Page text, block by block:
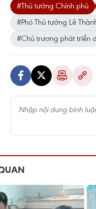
#Thủ tướng Chính phủ
#Phó Thủ tướng Lê
#Chủ trương phát triển